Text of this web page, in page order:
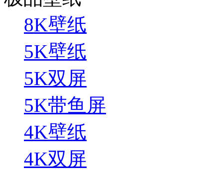
8K壁纸
5K壁纸
5K双屏
5K带鱼屏
4K壁纸
4K双屏